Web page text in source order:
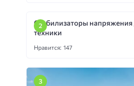
Стабилизаторы
техники
Нравится: 147